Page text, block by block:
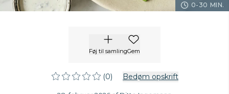
0-30 MIN.
Føj til samlingGem
(0) Bedøm opskrift